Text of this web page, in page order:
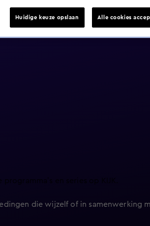
en series op KIJK.
die wijzelf of in samenwerking
Huidige keuze opslaan Alle cookies